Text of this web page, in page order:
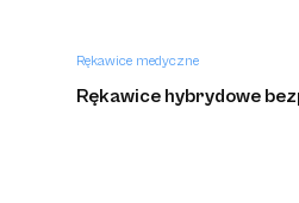
Rękawice medyczne
Rękawice hybrydowe